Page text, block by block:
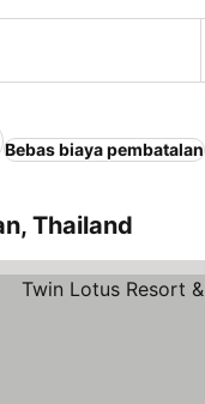
Bebas biaya pembatalan
Thailand